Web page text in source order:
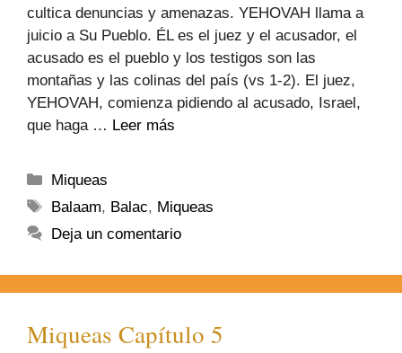
cultica denuncias y amenazas. YEHOVAH llama a
juicio a Su Pueblo. ÉL es el juez y el acusador, el
acusado es el pueblo y los testigos son las
montañas y las colinas del país (vs 1-2). El juez,
YEHOVAH, comienza pidiendo al acusado, Israel,
que haga … Leer más
Miqueas
Balaam, Balac, Miqueas
Deja un comentario
Miqueas Capítulo 5